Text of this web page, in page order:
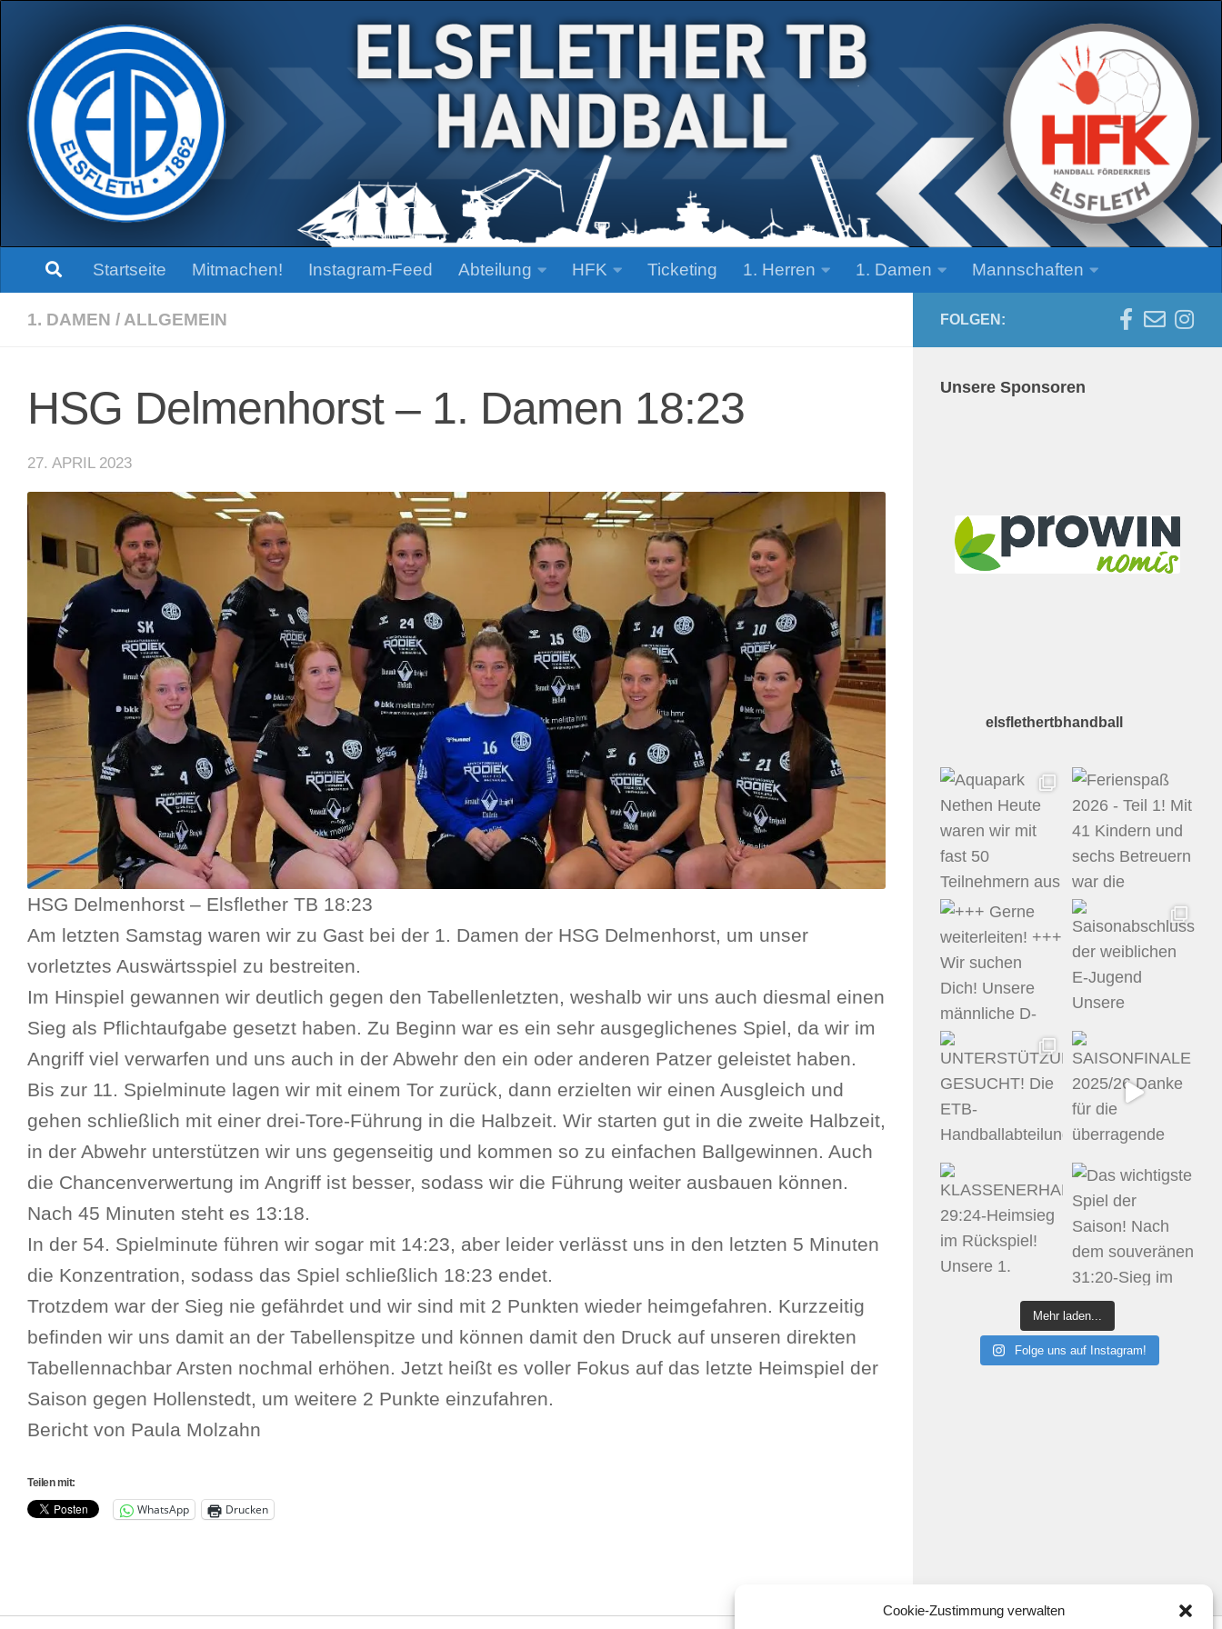
Cookie-Zustimmung verwalten
Zum Inhalt springen
Startseite Mitmachen! Instagram-Feed Abteilung HFK Ticketing 1. Herren 1. Damen Mannschaften
1. DAMEN / ALLGEMEIN
HSG Delmenhorst – 1. Damen 18:23
27. APRIL 2023
HSG Delmenhorst – Elsflether TB 18:23
Am letzten Samstag waren wir zu Gast bei der 1. Damen der HSG Delmenhorst, um unser
vorletztes Auswärtsspiel zu bestreiten.
Im Hinspiel gewannen wir deutlich gegen den Tabellenletzten, weshalb wir uns auch diesmal einen
Sieg als Pflichtaufgabe gesetzt haben. Zu Beginn war es ein sehr ausgeglichenes Spiel, da wir im
Angriff viel verwarfen und uns auch in der Abwehr den ein oder anderen Patzer geleistet haben.
Bis zur 11. Spielminute lagen wir mit einem Tor zurück, dann erzielten wir einen Ausgleich und
gehen schließlich mit einer drei-Tore-Führung in die Halbzeit. Wir starten gut in die zweite Halbzeit,
in der Abwehr unterstützen wir uns gegenseitig und kommen so zu einfachen Ballgewinnen. Auch
die Chancenverwertung im Angriff ist besser, sodass wir die Führung weiter ausbauen können.
Nach 45 Minuten steht es 13:18.
In der 54. Spielminute führen wir sogar mit 14:23, aber leider verlässt uns in den letzten 5 Minuten
die Konzentration, sodass das Spiel schließlich 18:23 endet.
Trotzdem war der Sieg nie gefährdet und wir sind mit 2 Punkten wieder heimgefahren. Kurzzeitig
befinden wir uns damit an der Tabellenspitze und können damit den Druck auf unseren direkten
Tabellennachbar Arsten nochmal erhöhen. Jetzt heißt es voller Fokus auf das letzte Heimspiel der
Saison gegen Hollenstedt, um weitere 2 Punkte einzufahren.
Bericht von Paula Molzahn
Teilen mit:
WhatsApp Drucken
FOLGEN:
Unsere Sponsoren
elsflethertbhandball
Mehr laden...
Folge uns auf Instagram!